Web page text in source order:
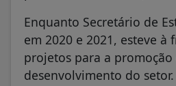
Enquanto Secretário de
em 2020 e 2021, esteve à
projetos para a promoção
desenvolvimento do